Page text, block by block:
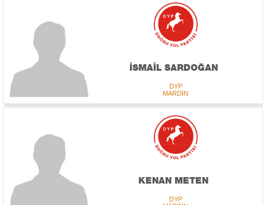
İSMAİL SARDOĞAN
DYP
MARDİN
KENAN METEN
DYP